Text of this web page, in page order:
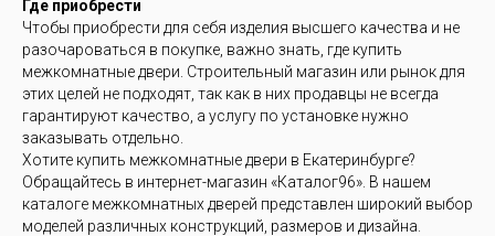
Где приобрести
Чтобы приобрести для себя изделия высшего качества и не
разочароваться в покупке, важно знать, где купить
межкомнатные двери. Строительный магазин или рынок для
этих целей не подходят, так как в них продавцы не всегда
гарантируют качество, а услугу по установке нужно
заказывать отдельно.
Хотите купить межкомнатные двери в Екатеринбурге?
Обращайтесь в интернет-магазин «Каталог96». В нашем
каталоге межкомнатных дверей представлен широкий выбор
моделей различных конструкций, размеров и дизайна.